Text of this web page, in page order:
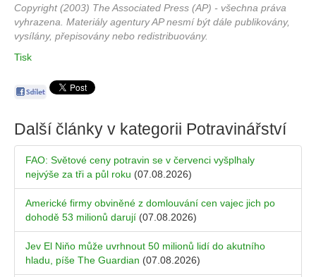
Copyright (2003) The Associated Press (AP) - všechna práva
vyhrazena. Materiály agentury AP nesmí být dále publikovány,
vysílány, přepisovány nebo redistribuovány.
Tisk
Další články v kategorii Potravinářství
FAO: Světové ceny potravin se v červenci vyšplhaly
nejvýše za tři a půl roku (07.08.2026)
Americké firmy obviněné z domlouvání cen vajec jich po
dohodě 53 milionů darují (07.08.2026)
Jev El Niňo může uvrhnout 50 milionů lidí do akutního
hladu, píše The Guardian (07.08.2026)